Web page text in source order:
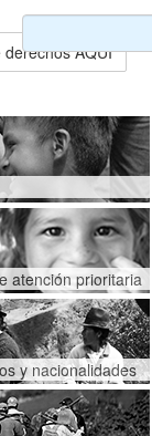
AQUÍ
atención prioritaria
y nacionalidades